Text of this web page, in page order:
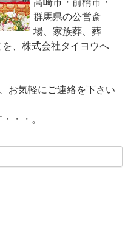
高崎市・前橋市・
群馬県の公営斎
場、家族葬、葬
、株式会社タイヨウへ
お気軽にご連絡を下さい
・・。